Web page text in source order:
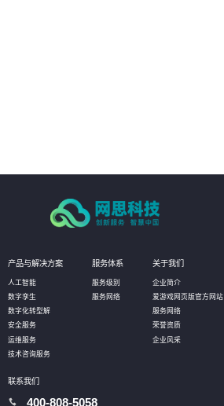
产品与解决方案
人工智能
数字孪生
数字化转型解
安全服务
运维服务
技术咨询服务
服务体系
服务级别
服务网络
关于我们
企业简介
爱游戏网页版官方网站
服务网络
荣誉资质
企业风采
联系我们
400-808-5058